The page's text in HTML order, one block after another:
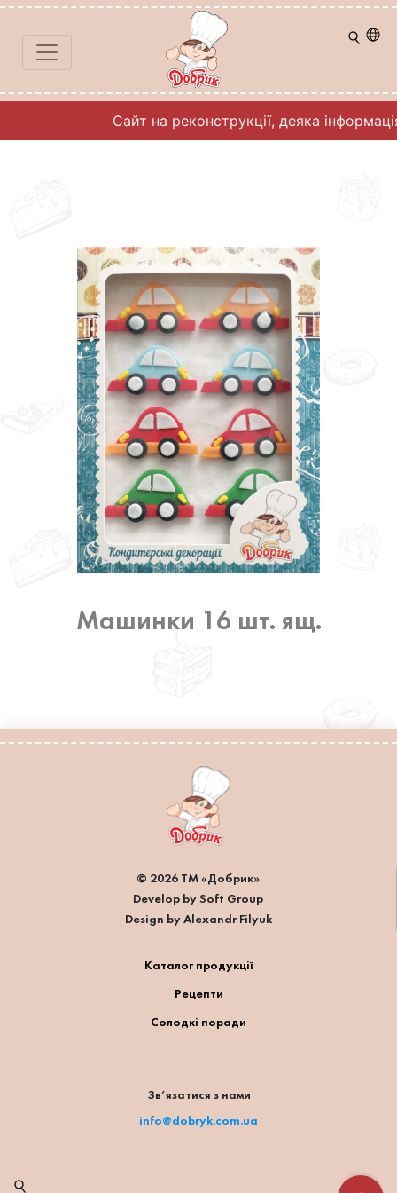
Сайт на реконструкції, деяка
Машинки 16 шт. ящ.
© 2026 ТМ «Добрик»
Develop by Soft Group
Design by Alexandr Filyuk
Каталог продукції
Рецепти
Солодкі поради
Зв’язатися з нами
info@dobryk.com.ua